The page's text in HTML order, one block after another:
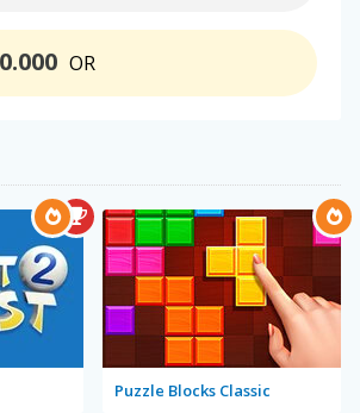
OR
Puzzle Blocks Classic